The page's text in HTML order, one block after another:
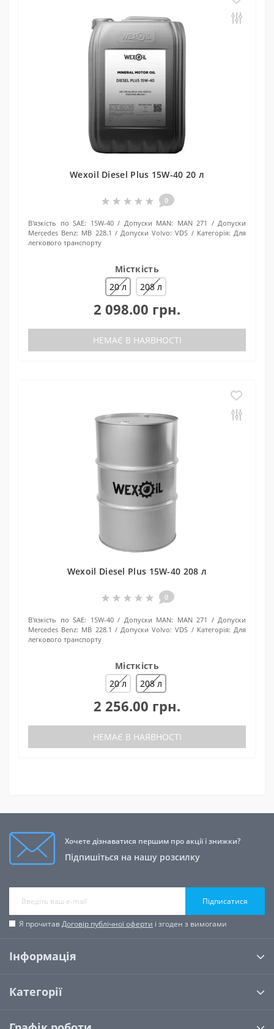
Wexoil Diesel Plus 15W-40 20 л
0
В'язкість по SAE: 15W-40 Допуски MAN: MAN 271
Допуски
Mercedes Benz: MB 228.1 Допуски Volvo: VDS Категорія: Для
легкового транспорту
Місткість
20 л
208 л
2 098.00 грн.
НЕМАЄ В НАЯВНОСТІ
Wexoil Diesel Plus 15W-40 208 л
0
В'язкість по SAE: 15W-40 Допуски MAN: MAN 271
Допуски
Mercedes Benz: MB 228.1 Допуски Volvo: VDS Категорія: Для
легкового транспорту
Місткість
20 л
208 л
2 256.00 грн.
НЕМАЄ В НАЯВНОСТІ
Хочете дізнаватися першим про акції і знижки?
Підпишіться на нашу розсилку
Підписатися
Я прочитавДоговір публічної оферти і згоден з вимогами
Інформація
Категорії